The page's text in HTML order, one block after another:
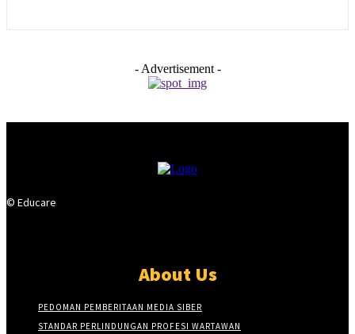
- Advertisement -
© Educare
About Us
PEDOMAN PEMBERITAAN MEDIA SIBER
STANDAR PERLINDUNGAN PROFESI WARTAWAN